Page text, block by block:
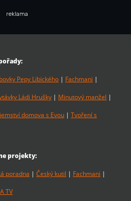
reklama
Pepy Libického | Fachmani |
Ládi Hrušky | Minutový manžel |
domova s Evou | Tvoření s
projekty:
poradna | Český kutil | Fachmani |
TV